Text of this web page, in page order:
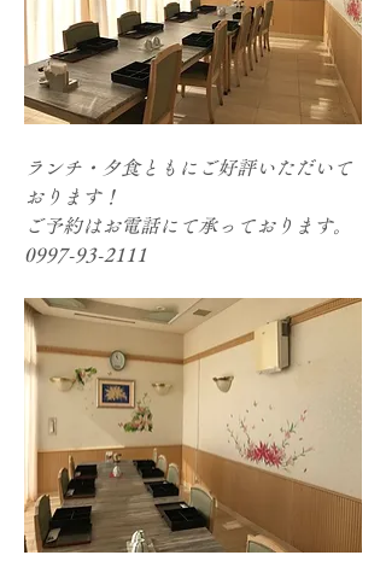
ランチ・夕食ともにご好評いただいて
おります！
ご予約はお電話にて承っております。
0997-93-2111